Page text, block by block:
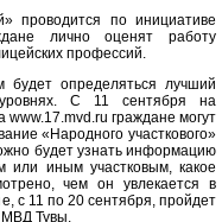
проводится по инициативе
лично оценят работу
профессий.
будет определяться лучший
С 11 сентября на
граждане могут
«Народного участкового»
будет узнать информацию
или иным участковым, какое
чем он увлекается в
с 11 по 20 сентября, пройдет
МВД Тувы.